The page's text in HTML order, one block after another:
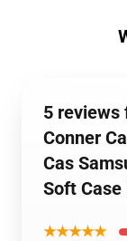
5 reviews
Conner
Cas
Soft Case
★★★★★